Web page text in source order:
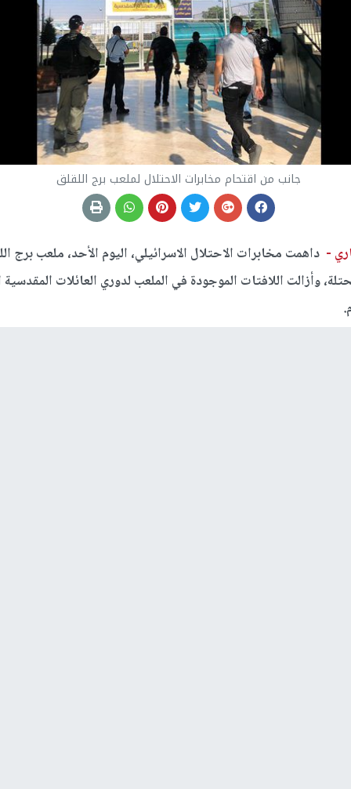
جانب من اقتحام مخابرات الاحتلال لملعب برج اللقلق
- داهمت مخابرات الاحتلال الاسرائيلي، اليوم الأحد، ملعب برج
وأزالت اللافتات الموجودة في الملعب لدوري العائلات